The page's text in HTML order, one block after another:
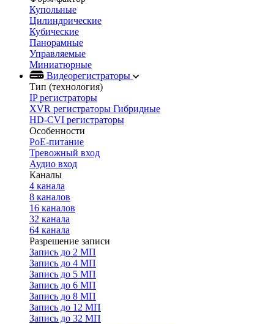
Купольные
Цилиндрические
Кубические
Панорамные
Управляемые
Миниатюрные
Видеорегистраторы
Тип (технология)
IP регистраторы
XVR регистраторы Гибридные
HD-CVI регистраторы
Особенности
PoE-питание
Тревожный вход
Аудио вход
Каналы
4 канала
8 каналов
16 каналов
32 канала
64 канала
Разрешение записи
Запись до 2 МП
Запись до 4 МП
Запись до 5 МП
Запись до 6 МП
Запись до 8 МП
Запись до 12 МП
Запись до 32 МП